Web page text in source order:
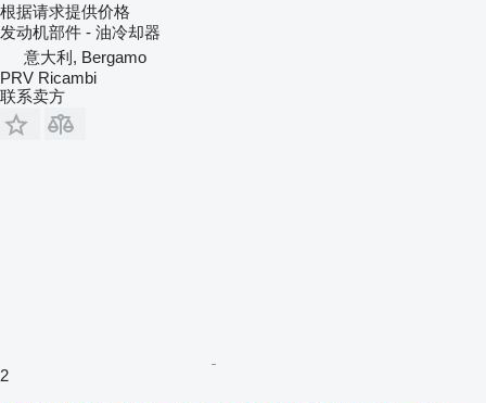
根据请求提供价格
发动机部件 - 油冷却器
意大利, Bergamo
PRV Ricambi
联系卖方
2